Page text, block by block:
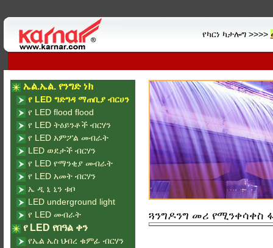
የካርነ ካታሎግ >>>>
ጓንግዶንግ መሪ የሚንቀሳቀስ
ኤል.ኤል. የንግድ ነክ
የ LED ግድግዳ ማጠቢያ ብርሀን
የ LED flood flood
የ LED ትዕይንቶች ብርሃን
የ LED አምፖል መብራት
LED ወደታች ብርሃን
የ LED የማንቂያ መብራት
የ LED አመት ብርሃን
ኤ ዲ ኒ ኒን ቱቦ
LED underground light
የ LED መብራት
የ LED የበዓል ቀን
የኤል ኤስ ህብረ ቁምፊ ብርሃን